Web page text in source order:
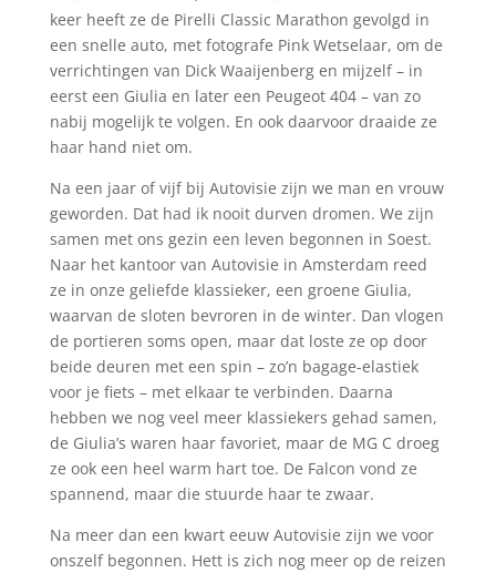
keer heeft ze de Pirelli Classic Marathon gevolgd in
een snelle auto, met fotografe Pink Wetselaar, om de
verrichtingen van Dick Waaijenberg en mijzelf – in
eerst een Giulia en later een Peugeot 404 – van zo
nabij mogelijk te volgen. En ook daarvoor draaide ze
haar hand niet om.
Na een jaar of vijf bij Autovisie zijn we man en vrouw
geworden. Dat had ik nooit durven dromen. We zijn
samen met ons gezin een leven begonnen in Soest.
Naar het kantoor van Autovisie in Amsterdam reed
ze in onze geliefde klassieker, een groene Giulia,
waarvan de sloten bevroren in de winter. Dan vlogen
de portieren soms open, maar dat loste ze op door
beide deuren met een spin – zo’n bagage-elastiek
voor je fiets – met elkaar te verbinden. Daarna
hebben we nog veel meer klassiekers gehad samen,
de Giulia’s waren haar favoriet, maar de MG C droeg
ze ook een heel warm hart toe. De Falcon vond ze
spannend, maar die stuurde haar te zwaar.
Na meer dan een kwart eeuw Autovisie zijn we voor
onszelf begonnen. Hett is zich nog meer op de reizen